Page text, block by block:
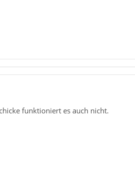
funktioniert es auch nicht.